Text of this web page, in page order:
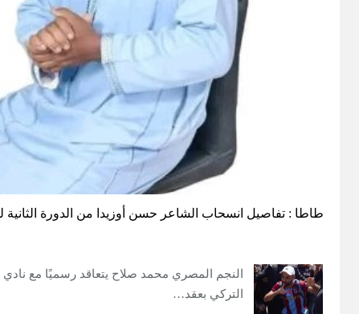
طاطا : تفاصيل انسحاب الشاعر حسن أوزيدا من الدورة الثانية
النجم المصري محمد صلاح يتعاقد رسميًا مع
التركي بعقد…